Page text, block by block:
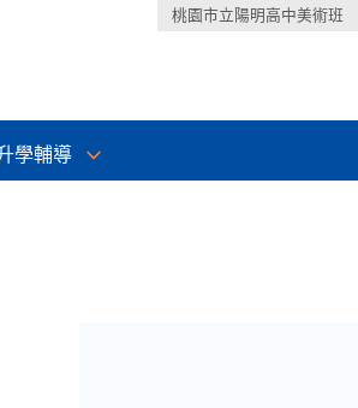
桃園市立陽明高中美術班
學輔導